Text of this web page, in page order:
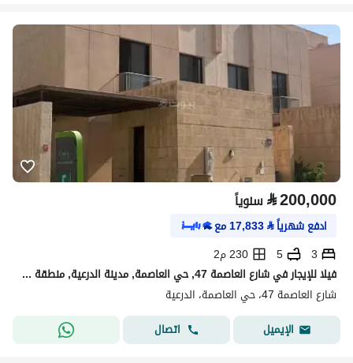
⃁200,000 سنوياً
ادفع شهرياً⃁
17,833مع
3
5
230 م2
فيلا للإيجار في شارع العاصمة 47, حي العاصمة, مدينة الدرعية, منطقة الرياض
شارع العاصمة 47، حي العاصمة، الدرعية
الإيميل
اتصال